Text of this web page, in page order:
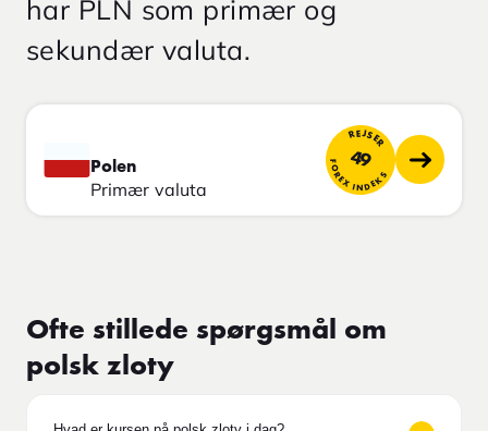
har PLN som primær og
sekundær valuta.
Polen
Primær valuta
REJSER
49
FOREX INDEKS
Ofte stillede spørgsmål om
polsk zloty